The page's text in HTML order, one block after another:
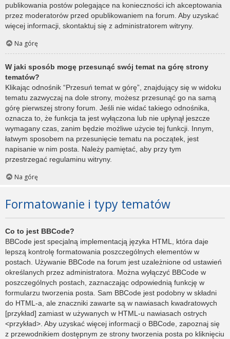
publikowania postów polegające na konieczności ich akceptowania
przez moderatorów przed opublikowaniem na forum. Aby uzyskać
więcej informacji, skontaktuj się z administratorem witryny.
Na górę
W jaki sposób mogę przesunąć swój temat na górę strony
tematów?
Klikając odnośnik “Przesuń temat w górę”, znajdujący się w widoku
tematu zazwyczaj na dole strony, możesz przesunąć go na samą
górę pierwszej strony forum. Jeśli nie widać takiego odnośnika,
oznacza to, że funkcja ta jest wyłączona lub nie upłynął jeszcze
wymagany czas, zanim będzie możliwe użycie tej funkcji. Innym,
łatwym sposobem na przesunięcie tematu na początek, jest
napisanie w nim posta. Należy pamiętać, aby przy tym
przestrzegać regulaminu witryny.
Na górę
Formatowanie i typy tematów
Co to jest BBCode?
BBCode jest specjalną implementacją języka HTML, która daje
lepszą kontrolę formatowania poszczególnych elementów w
postach. Używanie BBCode na forum jest uzależnione od ustawień
określanych przez administratora. Można wyłączyć BBCode w
poszczególnych postach, zaznaczając odpowiednią funkcję w
formularzu tworzenia posta. Sam BBCode jest podobny w składni
do HTML-a, ale znaczniki zawarte są w nawiasach kwadratowych
[przykład] zamiast w używanych w HTML-u nawiasach ostrych
<przykład>. Aby uzyskać więcej informacji o BBCode, zapoznaj się
z przewodnikiem dostępnym ze strony tworzenia posta po kliknięciu